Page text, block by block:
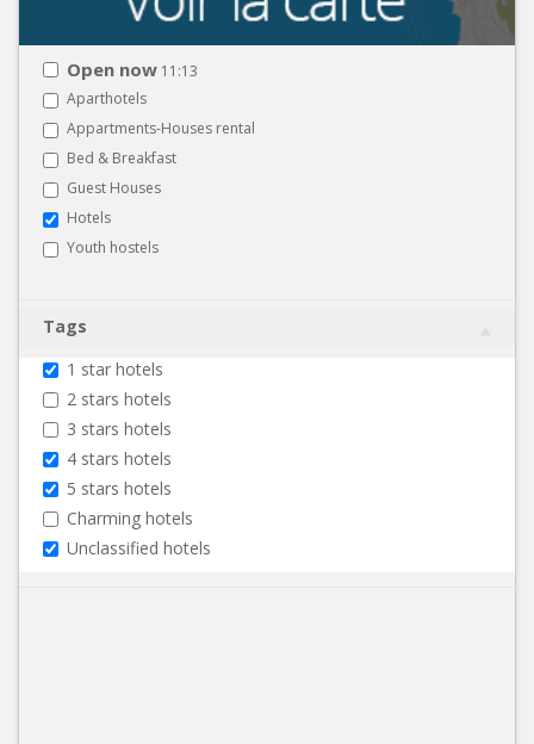
Open now 11:13
Aparthotels
Appartments-Houses rental
Bed & Breakfast
Guest Houses
Hotels
Youth hostels
Tags
1 star hotels
2 stars hotels
3 stars hotels
4 stars hotels
5 stars hotels
Charming hotels
Unclassified hotels